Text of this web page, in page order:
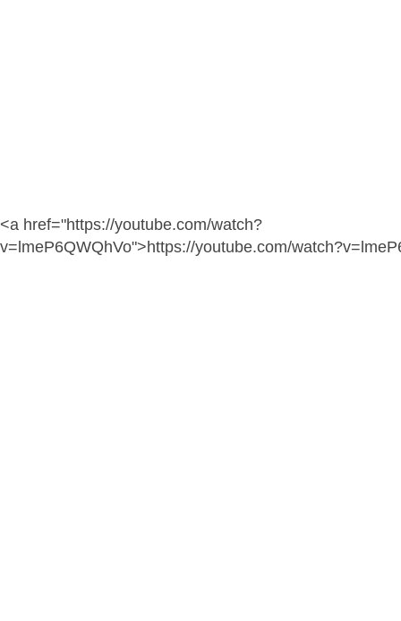
<a href="https://youtube.com/watch?
v=lmeP6QWQhVo">https://youtube.com/